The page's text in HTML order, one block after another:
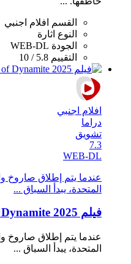
القسم
افلام اجنبي
النوع اثارة
الجودة WEB-DL
التقييم 5.8 / 10
افلام اجنبي
دراما
تشويق
7.3
WEB-DL
عندما يتم إطلاق صاروخ
المتحدة، يبدأ السباق ...
فيلم A House of Dynamite 2025 مترجم HD
عندما يتم إطلاق صاروخ
المتحدة، يبدأ السباق ...